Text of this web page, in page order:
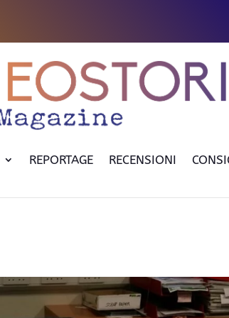
REPORTAGE RECENSIONI